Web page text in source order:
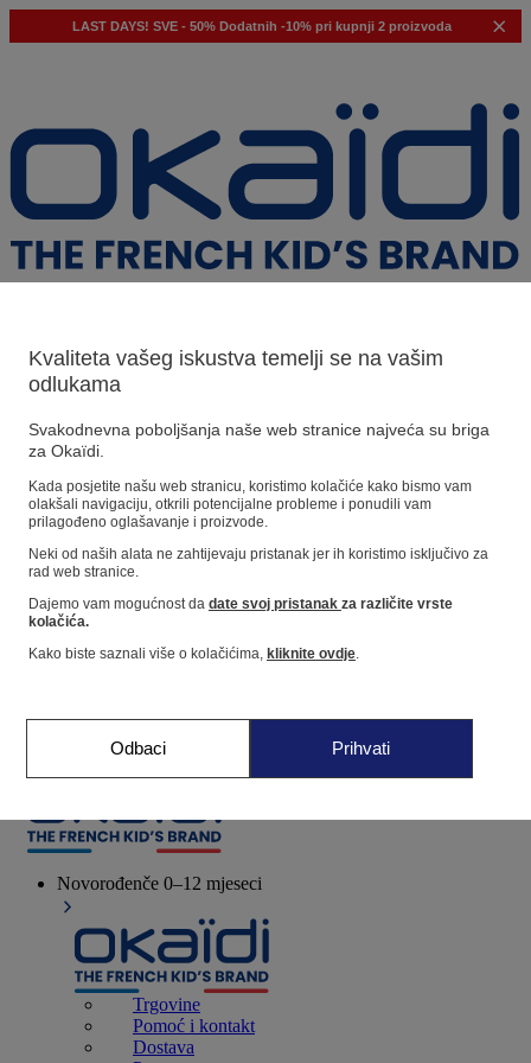
LAST DAYS! SVE - 50% Dodatnih -10% pri kupnji 2 proizvoda
Naši savjeti
Predloženi proizvodi
Pogledajte sve proizvode
Dućan
Moje informacije
Košarica
Favoriti
Novorođenče 0–12 mjeseci
Trgovine
Pomoć i kontakt
Dostava
Kvaliteta vašeg iskustva temelji se na vašim
odlukama
Svakodnevna poboljšanja naše web stranice najveća su briga
za Okaïdi.
Kada posjetite našu web stranicu, koristimo kolačiće kako bismo vam
olakšali navigaciju, otkrili potencijalne probleme i ponudili vam
prilagođeno oglašavanje i proizvode.
Neki od naših alata ne zahtijevaju pristanak jer ih koristimo isključivo za
rad web stranice.
Dajemo vam mogućnost da date svoj pristanak za različite vrste
kolačića.
Kako biste saznali više o kolačićima, kliknite ovdje.
Odbaci Prihvati